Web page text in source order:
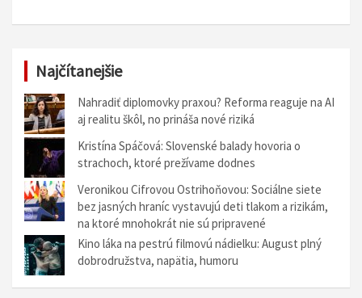
Najčítanejšie
Nahradiť diplomovky praxou? Reforma reaguje na AI
aj realitu škôl, no prináša nové riziká
Kristína Spáčová: Slovenské balady hovoria o
strachoch, ktoré prežívame dodnes
Veronikou Cifrovou Ostrihoňovou: Sociálne siete
bez jasných hraníc vystavujú deti tlakom a rizikám,
na ktoré mnohokrát nie sú pripravené
Kino láka na pestrú filmovú nádielku: August plný
dobrodružstva, napätia, humoru